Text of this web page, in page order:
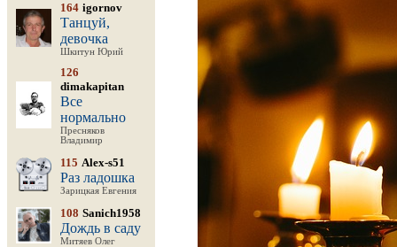
164 igornov
Танцуй,
девочка
Шкитун Юрий
126
dimakapitan
Все
нормально
Пресняков
Владимир
115 Alex-s51
Раз ладошка
Зарицкая Евгения
108 Sanich1958
Дождь в саду
Митяев Олег